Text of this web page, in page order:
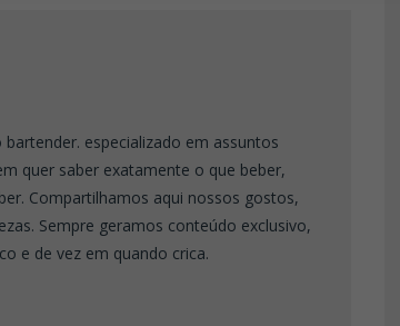
especializado em assuntos
quer saber exatamente o que beber,
Compartilhamos aqui nossos gostos,
Sempre geramos conteúdo exclusivo,
e de vez em quando crica.